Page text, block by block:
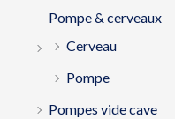
Pompe & cerveaux
Cerveau
Pompe
Pompes vide cave